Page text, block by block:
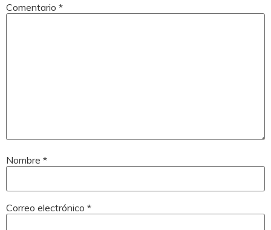
Comentario *
Nombre *
Correo electrónico *